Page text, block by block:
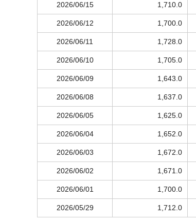
2026/06/15 1,710.0
2026/06/12 1,700.0
2026/06/11 1,728.0
2026/06/10 1,705.0
2026/06/09 1,643.0
2026/06/08 1,637.0
2026/06/05 1,625.0
2026/06/04 1,652.0
2026/06/03 1,672.0
2026/06/02 1,671.0
2026/06/01 1,700.0
2026/05/29 1,712.0